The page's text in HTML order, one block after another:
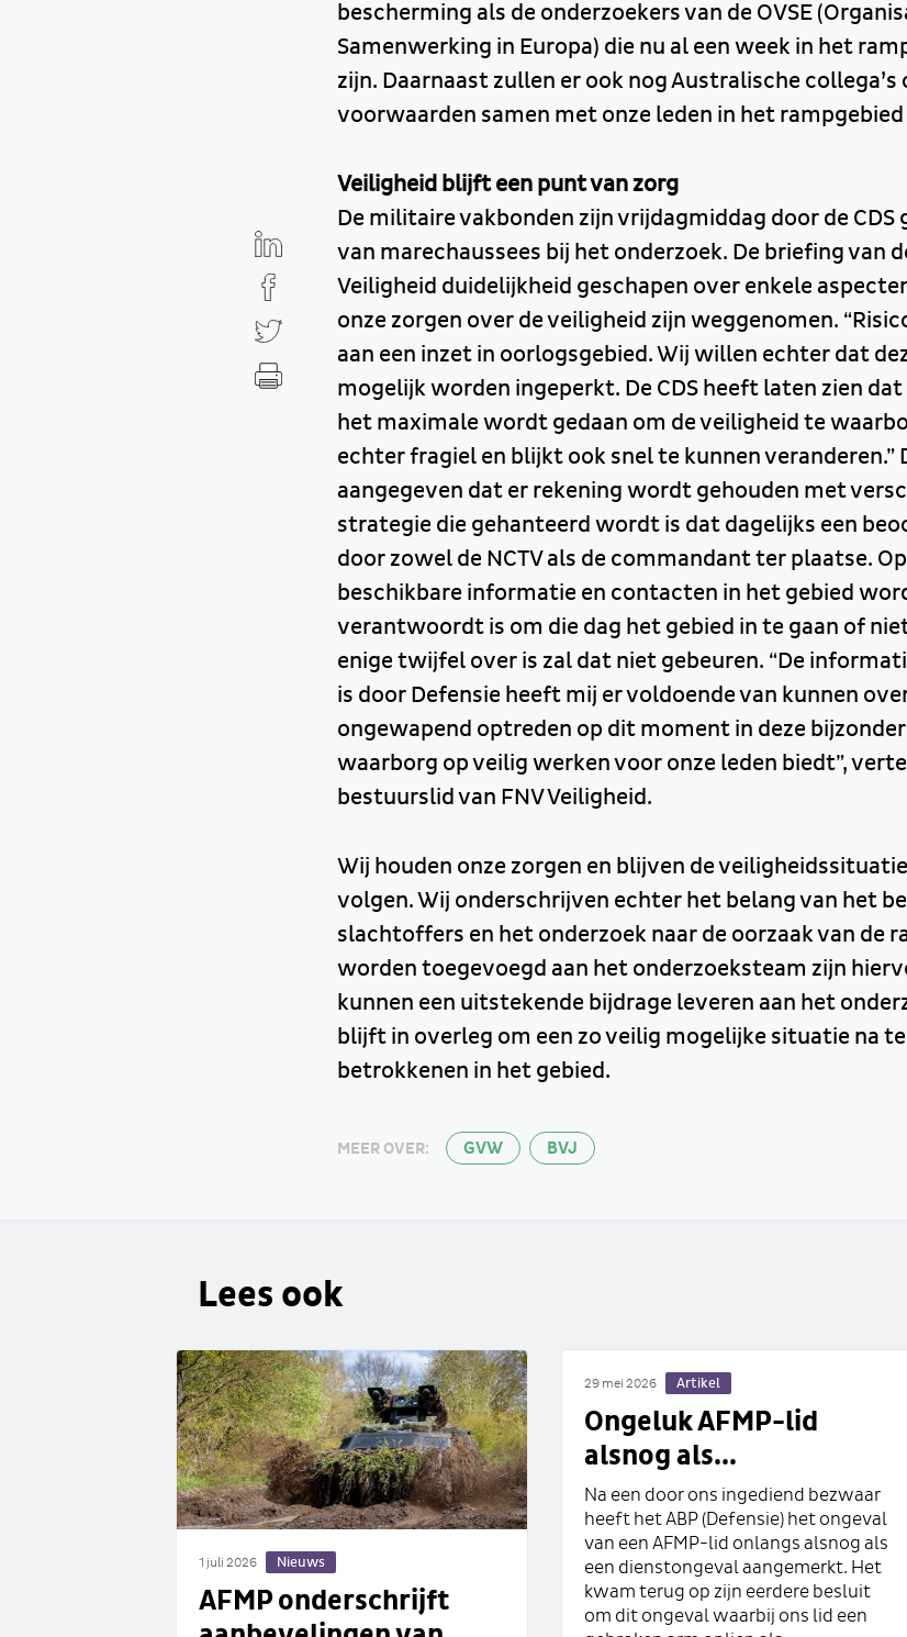
bescherming als de onderzoekers van de OVSE
Samenwerking in Europa) die nu al een week in het
zijn. Daarnaast zullen er ook nog Australische collega’s
voorwaarden samen met onze leden in het
Veiligheid blijft een punt van zorg
De militaire vakbonden zijn vrijdagmiddag door de
van marechaussees bij het onderzoek. De briefing van
Veiligheid duidelijkheid geschapen over enkele
onze zorgen over de veiligheid zijn weggenomen.
aan een inzet in oorlogsgebied. Wij willen echter dat
mogelijk worden ingeperkt. De CDS heeft laten zien
het maximale wordt gedaan om de veiligheid te
echter fragiel en blijkt ook snel te kunnen veranderen.”
aangegeven dat er rekening wordt gehouden met
strategie die gehanteerd wordt is dat dagelijks een
door zowel de NCTV als de commandant ter plaatse.
beschikbare informatie en contacten in het gebied
verantwoordt is om die dag het gebied in te gaan of
enige twijfel over is zal dat niet gebeuren. “De
is door Defensie heeft mij er voldoende van kunnen
ongewapend optreden op dit moment in deze
waarborg op veilig werken voor onze leden biedt”,
bestuurslid van FNV Veiligheid.
Wij houden onze zorgen en blijven de
volgen. Wij onderschrijven echter het belang van het
slachtoffers en het onderzoek naar de oorzaak van de
worden toegevoegd aan het onderzoeksteam zijn
kunnen een uitstekende bijdrage leveren aan het
blijft in overleg om een zo veilig mogelijke situatie na
betrokkenen in het gebied.
MEER OVER: GVW BVJ
Lees ook
1 juli 2026 Nieuws
AFMP onderschrijft
29 mei 2026 Artikel
Ongeluk AFMP-lid
alsnog als...
Na een door ons ingediend bezwaar
heeft het ABP (Defensie) het ongeval
van een AFMP-lid onlangs alsnog als
een dienstongeval aangemerkt. Het
kwam terug op zijn eerdere besluit
om dit ongeval waarbij ons lid een